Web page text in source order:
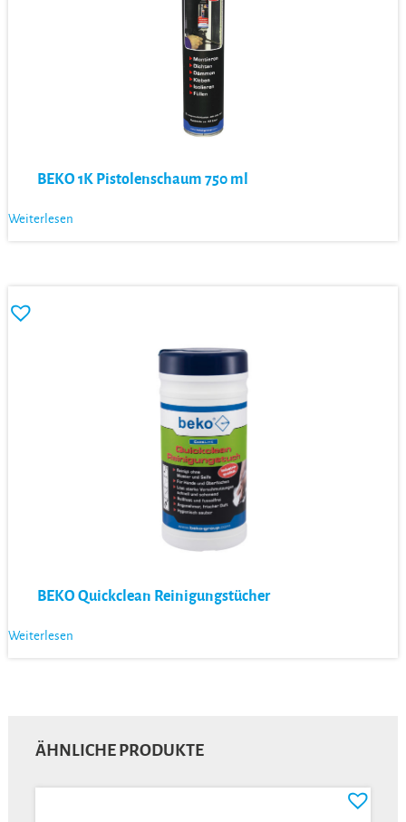
BEKO 1K Pistolenschaum 750 ml
Weiterlesen
BEKO Quickclean Reinigungstücher
Weiterlesen
ÄHNLICHE PRODUKTE